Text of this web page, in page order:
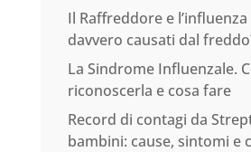
Il Raffreddore e
davvero causati dal
La Sindrome Influenzale.
riconoscerla e cosa fare
Record di contagi da
bambini: cause, sintomi e